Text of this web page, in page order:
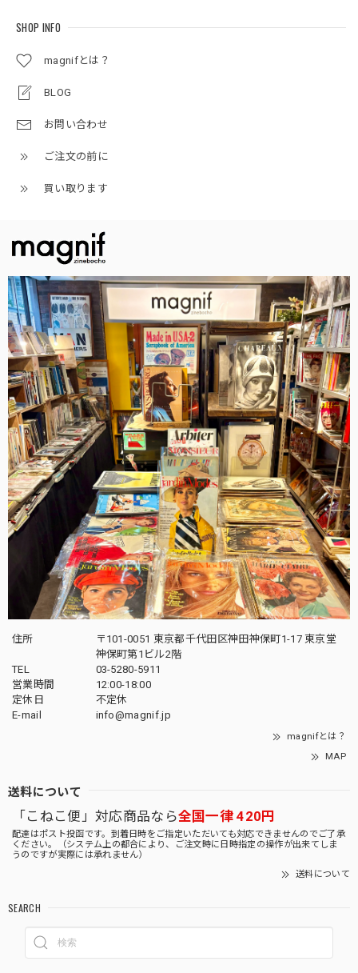
SHOP INFO
magnifとは？
BLOG
お問い合わせ
ご注文の前に
買い取ります
住所
〒101-0051 東京都千代田区神田神保町1-17 東京堂
神保町第1ビル2階
TEL
03-5280-5911
営業時間
12:00-18:00
定休日
不定休
E-mail
info@magnif.jp
magnifとは？
MAP
送料について
「こねこ便」対応商品なら全国一律 420円
配達はポスト投函です。到着日時をご指定いただいても対応できませんのでご了承
ください。（システム上の都合により、ご注文時に日時指定の操作が出来てしま
うのですが実際には承れません）
送料について
SEARCH